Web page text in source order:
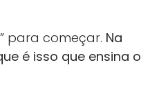
para começar. Na
é isso que ensina o